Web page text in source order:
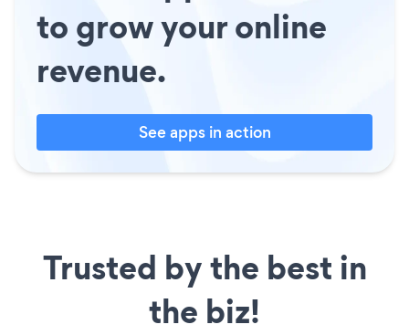
to grow your online
revenue.
See apps in action
Trusted by the best in
the biz!